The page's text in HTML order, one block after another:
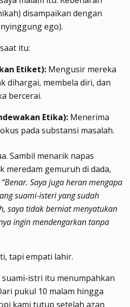
disampaikan dengan
ego).
itu:
Etiket): Mengusir mereka
dihargai, membela diri, dan
bercerai.
Etika): Menerima
pada substansi masalah.
Sambil menarik napas
meredam gemuruh di dada,
“Benar. Saya juga heran mengapa
suami-isteri yang sudah
saya tidak berniat menyatukan
ingin mendengarkan tanpa
tapi empati lahir.
istri itu menumpahkan
pukul 10 malam hingga
kami tutup setelah azan